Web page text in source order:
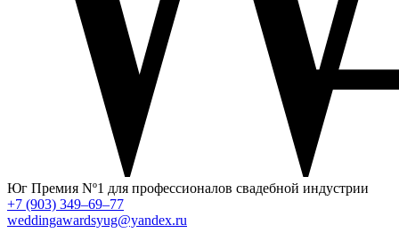
Юг Премия Nº1 для профессионалов свадебной индустрии
+7 (903) 349–69–77
weddingawardsyug@yandex.ru